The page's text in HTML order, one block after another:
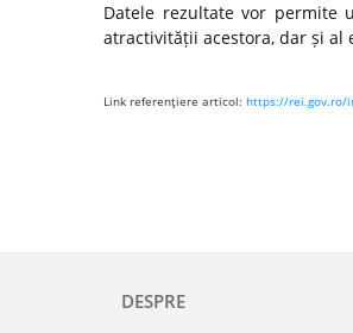
Datele rezultate vor permite
atractivității acestora, dar și
Link referenţiere articol: https://rei.gov.ro/
DESPRE